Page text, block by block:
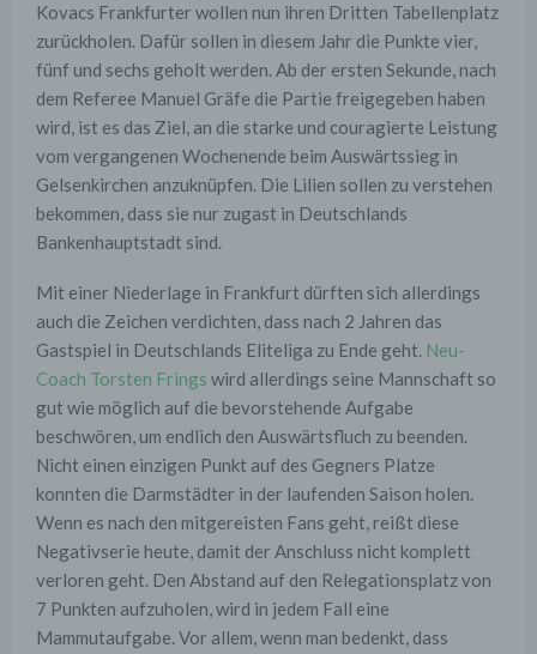
Kovacs Frankfurter wollen nun ihren Dritten Tabellenplatz
zurückholen. Dafür sollen in diesem Jahr die Punkte vier,
fünf und sechs geholt werden. Ab der ersten Sekunde, nach
dem Referee Manuel Gräfe die Partie freigegeben haben
wird, ist es das Ziel, an die starke und couragierte Leistung
vom vergangenen Wochenende beim Auswärtssieg in
Gelsenkirchen anzuknüpfen. Die Lilien sollen zu verstehen
bekommen, dass sie nur zugast in Deutschlands
Bankenhauptstadt sind.
Mit einer Niederlage in Frankfurt dürften sich allerdings
auch die Zeichen verdichten, dass nach 2 Jahren das
Gastspiel in Deutschlands Eliteliga zu Ende geht. Neu-
Coach Torsten Frings wird allerdings seine Mannschaft so
gut wie möglich auf die bevorstehende Aufgabe
beschwören, um endlich den Auswärtsfluch zu beenden.
Nicht einen einzigen Punkt auf des Gegners Platze
konnten die Darmstädter in der laufenden Saison holen.
Wenn es nach den mitgereisten Fans geht, reißt diese
Negativserie heute, damit der Anschluss nicht komplett
verloren geht. Den Abstand auf den Relegationsplatz von
7 Punkten aufzuholen, wird in jedem Fall eine
Mammutaufgabe. Vor allem, wenn man bedenkt, dass